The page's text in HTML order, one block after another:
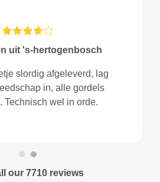
uit 's-hertogenbosch
slordig afgeleverd, lag
in, alle gordels
Technisch wel in orde.
our 7710 reviews